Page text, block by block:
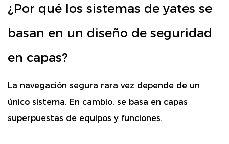
¿Por qué los sistemas de yates se
basan en un diseño de seguridad
en capas?
La navegación segura rara vez depende de un
único sistema. En cambio, se basa en capas
superpuestas de equipos y funciones.